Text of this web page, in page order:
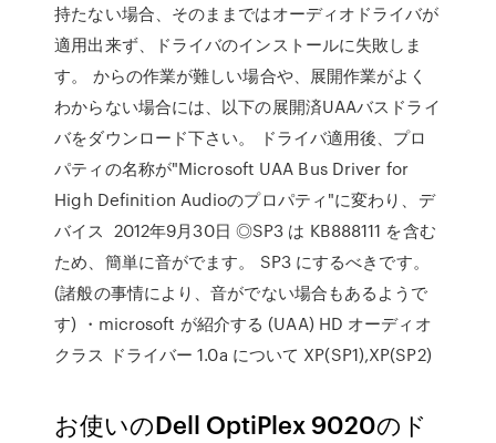
持たない場合、そのままではオーディオドライバが
適用出来ず、ドライバのインストールに失敗しま
す。 からの作業が難しい場合や、展開作業がよく
わからない場合には、以下の展開済UAAバスドライ
バをダウンロード下さい。 ドライバ適用後、プロ
パティの名称が"Microsoft UAA Bus Driver for
High Definition Audioのプロパティ"に変わり、デ
バイス 2012年9月30日 ◎SP3 は KB888111 を含む
ため、簡単に音がでます。 SP3 にするべきです。
(諸般の事情により、音がでない場合もあるようで
す) ・microsoft が紹介する (UAA) HD オーディオ
クラス ドライバー 1.0a について XP(SP1),XP(SP2)
お使いのDell OptiPlex 9020のド